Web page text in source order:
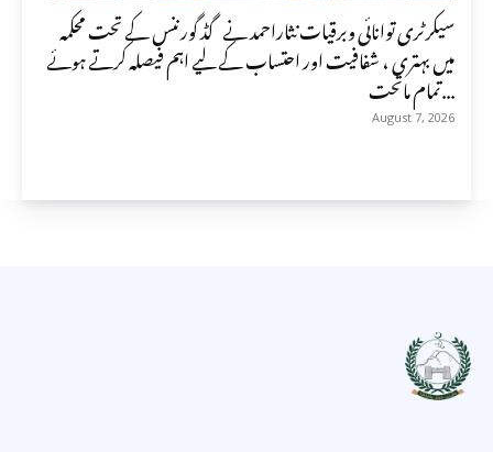
سیکرٹری توانائی وبرقیات نثاراحمد نے گڈ گورننس کے تحت محکمہ
میں بہتری ، شفافیت اور احتساب کے لیے اہم فیصلہ کرتے ہوئے
تمام ماتحت...
August 7, 2026